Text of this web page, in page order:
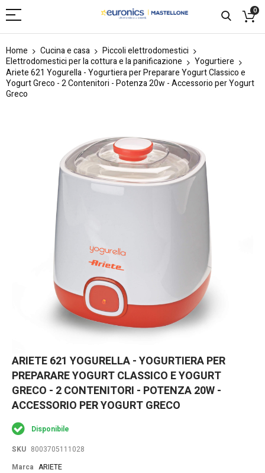
0
Home Cucina e casa
Piccoli elettrodomestici
Elettrodomestici per la cottura e la panificazione
Yogurtiere
Ariete 621 Yogurella - Yogurtiera per Preparare Yogurt Classico e
Yogurt Greco - 2 Contenitori - Potenza 20w - Accessorio per Yogurt
Greco
Skip
to
the
beginning
the
gallery
ARIETE 621 YOGURELLA - YOGURTIERA PER
PREPARARE YOGURT CLASSICO E YOGURT
GRECO - 2 CONTENITORI - POTENZA 20W -
ACCESSORIO PER YOGURT GRECO
Disponibile
SKU 8003705111028
Marca ARIETE